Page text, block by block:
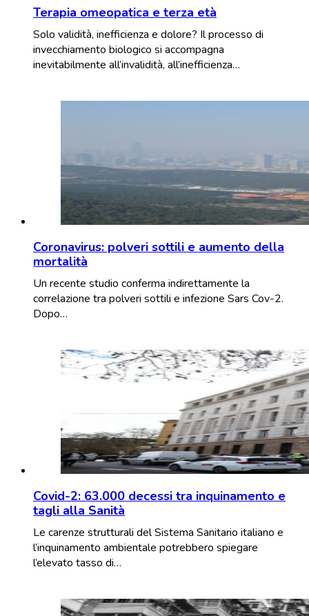
Terapia omeopatica e terza età
Solo validità, inefficienza e dolore? Il processo di
invecchiamento biologico si accompagna
inevitabilmente all’invalidità, all’inefficienza…
Coronavirus: polveri sottili e aumento della
mortalità
Un recente studio conferma indirettamente la
correlazione tra polveri sottili e infezione Sars Cov-2.
Dopo…
Covid-2: 63.000 decessi tra inquinamento e
tagli alla Sanità
Le carenze strutturali del Sistema Sanitario italiano e
l’inquinamento ambientale potrebbero spiegare
l’elevato tasso di…